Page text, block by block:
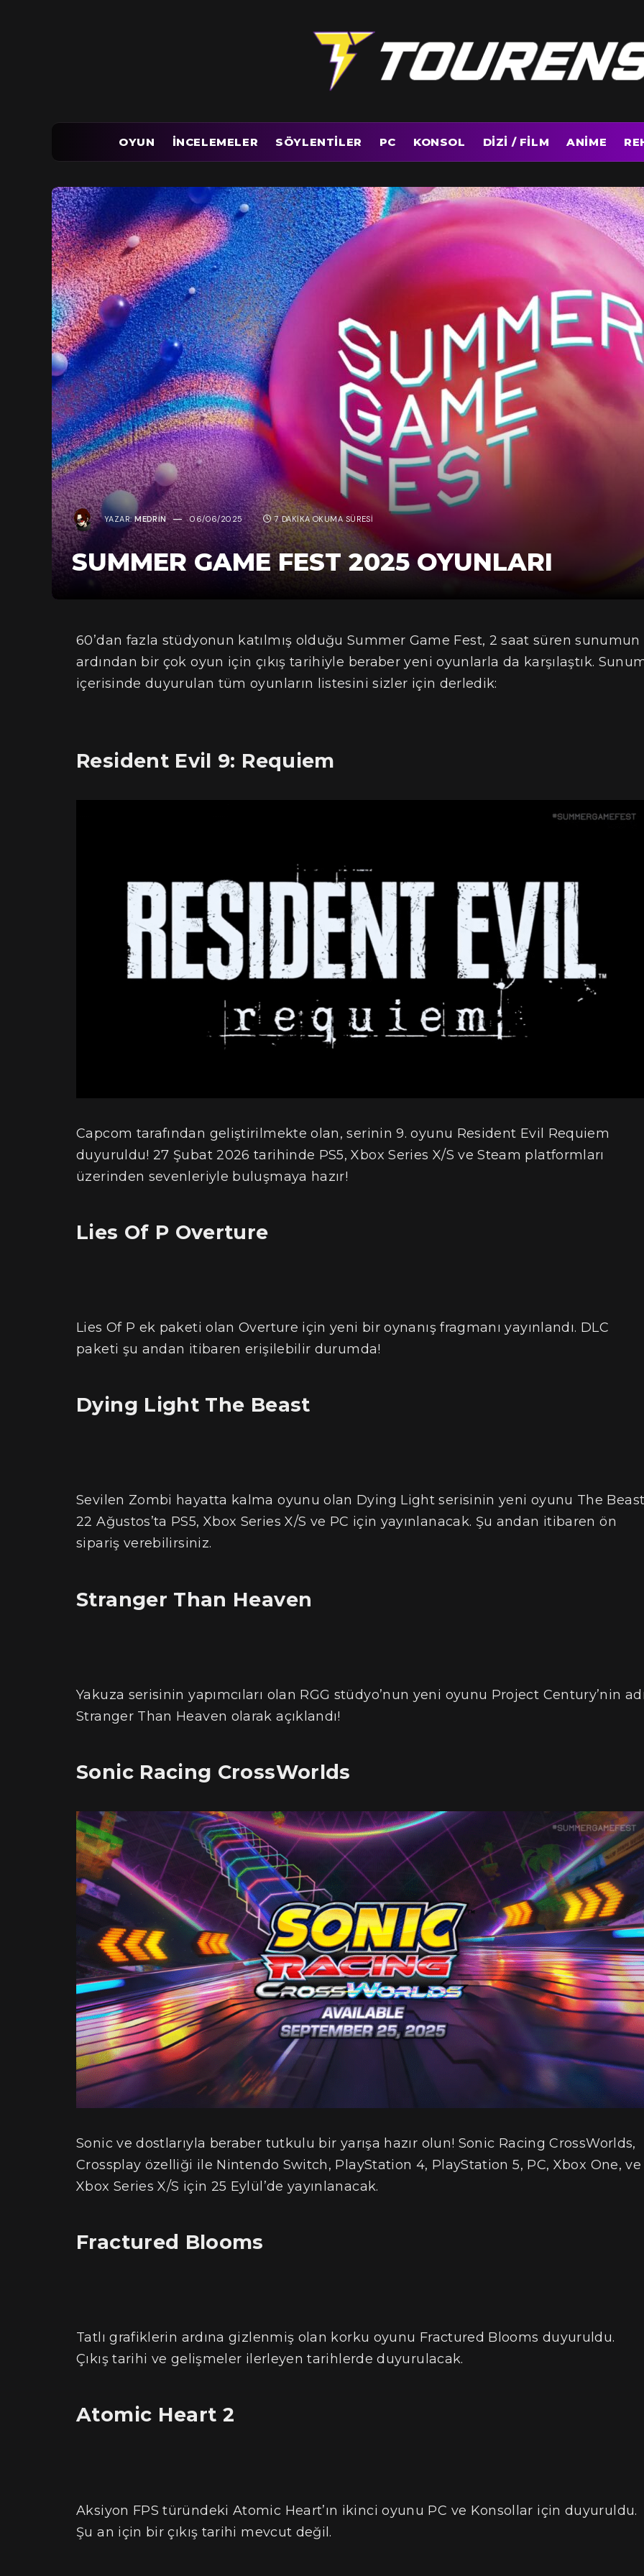
OYUN İNCELEMELER SÖYLENTILER PC KONSOL DIZI / FILM ANIME
YAZAR: MEDRIN 06/06/2025 7 DAKIKA OKUMA SÜRESI
SUMMER GAME FEST 2025 OYUNLARI
60’dan fazla stüdyonun katılmış olduğu Summer Game Fest, 2 saat süren sunumun
ardından bir çok oyun için çıkış tarihiyle beraber yeni oyunlarla da karşılaştık.
içerisinde duyurulan tüm oyunların listesini sizler için derledik:
Resident Evil 9: Requiem
Capcom tarafından geliştirilmekte olan, serinin 9. oyunu Resident Evil Requiem
duyuruldu! 27 Şubat 2026 tarihinde PS5, Xbox Series X/S ve Steam platformları
üzerinden sevenleriyle buluşmaya hazır!
Lies Of P Overture
Lies Of P ek paketi olan Overture için yeni bir oynanış fragmanı yayınlandı. DLC
paketi şu andan itibaren erişilebilir durumda!
Dying Light The Beast
Sevilen Zombi hayatta kalma oyunu olan Dying Light serisinin yeni oyunu The
22 Ağustos’ta PS5, Xbox Series X/S ve PC için yayınlanacak. Şu andan itibaren ön
sipariş verebilirsiniz.
Stranger Than Heaven
Yakuza serisinin yapımcıları olan RGG stüdyo’nun yeni oyunu Project Century’nin
Stranger Than Heaven olarak açıklandı!
Sonic Racing CrossWorlds
Sonic ve dostlarıyla beraber tutkulu bir yarışa hazır olun! Sonic Racing CrossWorlds,
Crossplay özelliği ile Nintendo Switch, PlayStation 4, PlayStation 5, PC, Xbox One, ve
Xbox Series X/S için 25 Eylül’de yayınlanacak.
Fractured Blooms
Tatlı grafiklerin ardına gizlenmiş olan korku oyunu Fractured Blooms duyuruldu.
Çıkış tarihi ve gelişmeler ilerleyen tarihlerde duyurulacak.
Atomic Heart 2
Aksiyon FPS türündeki Atomic Heart’ın ikinci oyunu PC ve Konsollar için duyuruldu.
Şu an için bir çıkış tarihi mevcut değil.